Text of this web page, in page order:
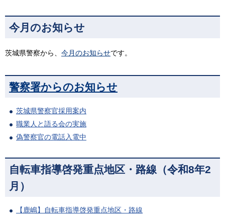
今月のお知らせ
茨城県警察から、 今月のお知らせです。
警察署からのお知らせ
茨城県警察官採用案内
職業人と語る会の実施
偽警察官の電話入電中
自転車指導啓発重点地区・路線（令和8年2
月）
【鹿嶋】自転車指導啓発重点地区・路線